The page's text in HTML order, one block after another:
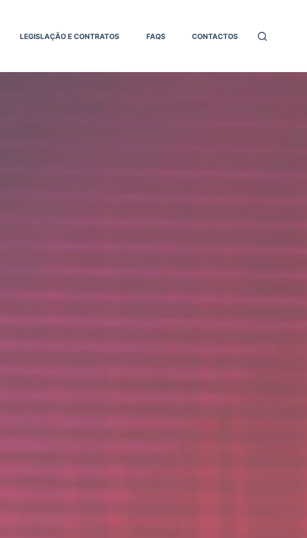
LEGISLAÇÃO E CONTRATOS FAQS CONTACTOS